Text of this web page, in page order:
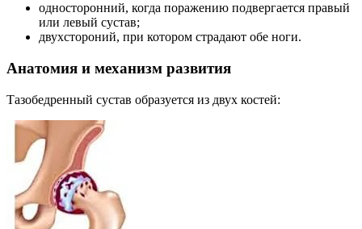
односторонний, когда поражению подвергается правый
или левый сустав;
двухстороний, при котором страдают обе ноги.
Анатомия и механизм развития
Тазобедренный сустав образуется из двух костей: